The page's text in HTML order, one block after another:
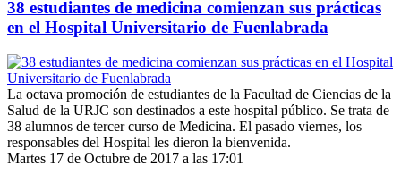
38 estudiantes de medicina comienzan sus prácticas
en el Hospital Universitario de Fuenlabrada
La octava promoción de estudiantes de la Facultad de Ciencias de la
Salud de la URJC son destinados a este hospital público. Se trata de
38 alumnos de tercer curso de Medicina. El pasado viernes, los
responsables del Hospital les dieron la bienvenida.
Martes 17 de Octubre de 2017 a las 17:01